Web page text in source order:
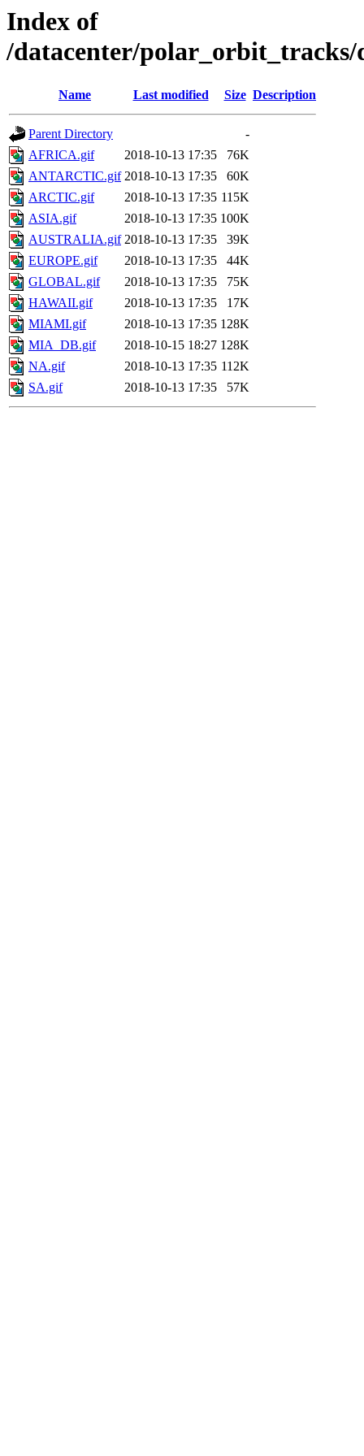
Index of
/datacenter/polar_orbit_tracks/
Name Last modified Size Description
Parent Directory
-
AFRICA.gif
2018-10-13 17:35
76K
ANTARCTIC.gif 2018-10-13 17:35
60K
ARCTIC.gif
2018-10-13 17:35 115K
ASIA.gif
2018-10-13 17:35 100K
AUSTRALIA.gif 2018-10-13 17:35
39K
EUROPE.gif
2018-10-13 17:35
44K
GLOBAL.gif
2018-10-13 17:35
75K
HAWAII.gif
2018-10-13 17:35
17K
MIAMI.gif
2018-10-13 17:35 128K
MIA_DB.gif
2018-10-15 18:27 128K
NA.gif
2018-10-13 17:35 112K
SA.gif
2018-10-13 17:35 57K